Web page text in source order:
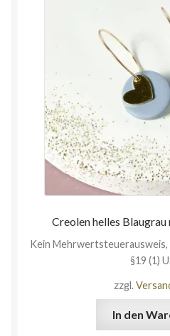
Creolen helles
Kein
§19 (1)
zzgl.
In den